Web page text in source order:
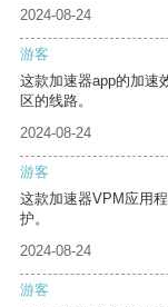
2024-08-24
游客
这款加速器app的加速
区的线路。
2024-08-24
游客
这款加速器VPM应用
护。
2024-08-24
游客